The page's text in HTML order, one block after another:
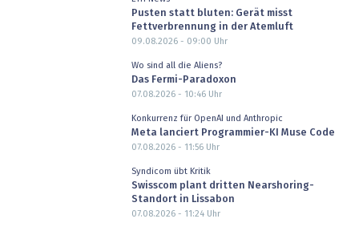
Pusten statt bluten: Gerät misst
Fettverbrennung in der Atemluft
09.08.2026 - 09:00 Uhr
Wo sind all die Aliens?
Das Fermi-Paradoxon
07.08.2026 - 10:46Uhr
Konkurrenz für OpenAI und Anthropic
Meta lanciert Programmier-KI Muse Code
07.08.2026 - 11:56Uhr
Syndicom übt Kritik
Swisscom plant dritten Nearshoring-
Standort in Lissabon
07.08.2026 - 11:24Uhr